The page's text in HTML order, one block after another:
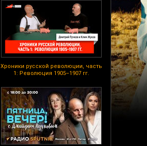
Хроники русской революции, часть
1: Революция 1905–1907 гг.